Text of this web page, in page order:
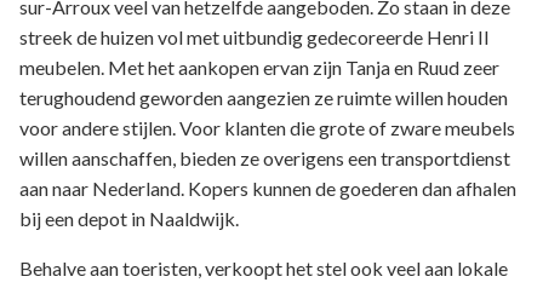
sur-Arroux veel van hetzelfde aangeboden. Zo staan in deze
streek de huizen vol met uitbundig gedecoreerde Henri II
meubelen. Met het aankopen ervan zijn Tanja en Ruud zeer
terughoudend geworden aangezien ze ruimte willen houden
voor andere stijlen. Voor klanten die grote of zware meubels
willen aanschaffen, bieden ze overigens een transportdienst
aan naar Nederland. Kopers kunnen de goederen dan afhalen
bij een depot in Naaldwijk.
Behalve aan toeristen, verkoopt het stel ook veel aan lokale